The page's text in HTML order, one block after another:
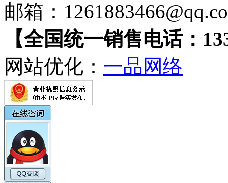
邮箱：
【全国统一销售电话：
网站优化： 一品网络